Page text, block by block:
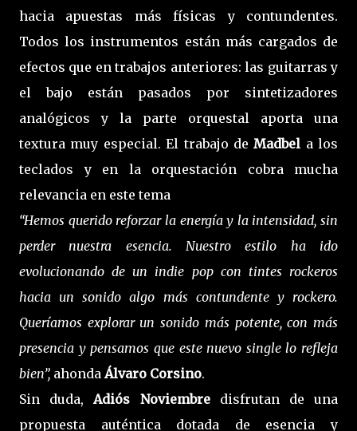
hacia apuestas más físicas y contundentes.
Todos los instrumentos están más cargados de
efectos que en trabajos anteriores: las guitarras y
el bajo están pasados por sintetizadores
analógicos y la parte orquestal aporta una
textura muy especial. El trabajo deMadbel a los
teclados y en la orquestación cobra mucha
relevancia en este tema
“Hemos querido reforzar la energía y la intensidad, sin
perder nuestra esencia. Nuestro estilo ha ido
evolucionando de un indie pop con tintes rockeros
hacia un sonido algo más contundente y rockero.
Queríamos explorar un sonido más potente, con más
presencia y pensamos que este nuevo single lo refleja
bien”, ahondaÁlvaro Corsino.
Sin duda,Adiós Noviembre disfrutan de una
propuesta auténtica dotada de esencia y